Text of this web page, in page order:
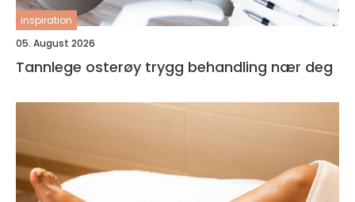
inspiration
05. August 2026
Tannlege osterøy trygg behandling nær deg